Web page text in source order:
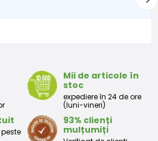
Mii de articole în
stoc
expediere în 24 de ore
(luni-vineri)
93% clienți
mulțumiți